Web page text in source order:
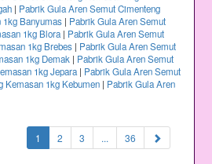
| Pabrik Gula Aren Semut Cimenteng
1kg Banyumas | Pabrik Gula Aren Semut
1kg Blora | Pabrik Gula Aren Semut
1kg Brebes | Pabrik Gula Aren Semut
1kg Demak | Pabrik Gula Aren Semut
1kg Jepara | Pabrik Gula Aren Semut
Kemasan 1kg Kebumen | Pabrik Gula Aren
1 (current)
2 3 ... 36